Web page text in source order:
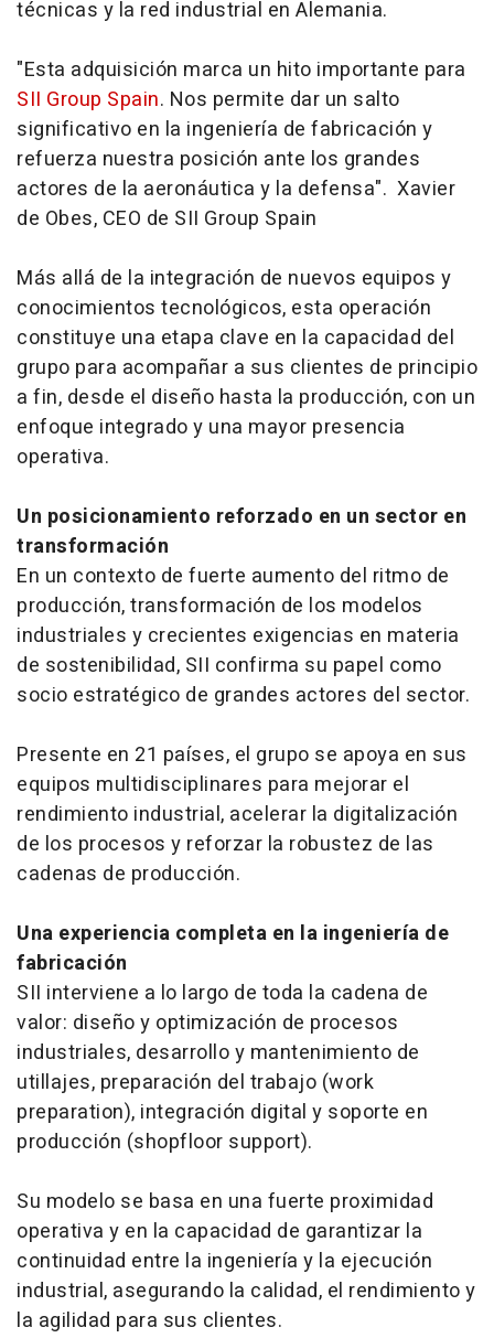
técnicas y la red industrial en Alemania.
"Esta adquisición marca un hito importante para
SII Group Spain. Nos permite dar un salto
significativo en la ingeniería de fabricación y
refuerza nuestra posición ante los grandes
actores de la aeronáutica y la defensa". Xavier
de Obes, CEO de SII Group Spain
Más allá de la integración de nuevos equipos y
conocimientos tecnológicos, esta operación
constituye una etapa clave en la capacidad del
grupo para acompañar a sus clientes de principio
a fin, desde el diseño hasta la producción, con un
enfoque integrado y una mayor presencia
operativa.
Un posicionamiento reforzado en un sector en
transformación
En un contexto de fuerte aumento del ritmo de
producción, transformación de los modelos
industriales y crecientes exigencias en materia
de sostenibilidad, SII confirma su papel como
socio estratégico de grandes actores del sector.
Presente en 21 países, el grupo se apoya en sus
equipos multidisciplinares para mejorar el
rendimiento industrial, acelerar la digitalización
de los procesos y reforzar la robustez de las
cadenas de producción.
Una experiencia completa en la ingeniería de
fabricación
SII interviene a lo largo de toda la cadena de
valor: diseño y optimización de procesos
industriales, desarrollo y mantenimiento de
utillajes, preparación del trabajo (work
preparation), integración digital y soporte en
producción (shopfloor support).
Su modelo se basa en una fuerte proximidad
operativa y en la capacidad de garantizar la
continuidad entre la ingeniería y la ejecución
industrial, asegurando la calidad, el rendimiento y
la agilidad para sus clientes.